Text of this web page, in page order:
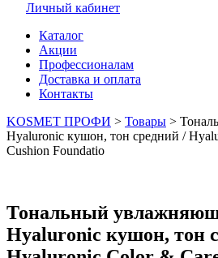
Личный кабинет
Каталог
Акции
Профессионалам
Доставка и оплата
Контакты
KOSMET ПРОФИ > Товары >
Hyaluronic кушон, тон средний /
Cushion Foundatio
Тональный
Hyaluronic кушон, тон